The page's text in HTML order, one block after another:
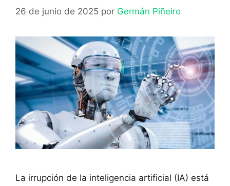
26 de junio de 2025 por Germán Piñeiro
La irrupción de la inteligencia artificial (IA) está